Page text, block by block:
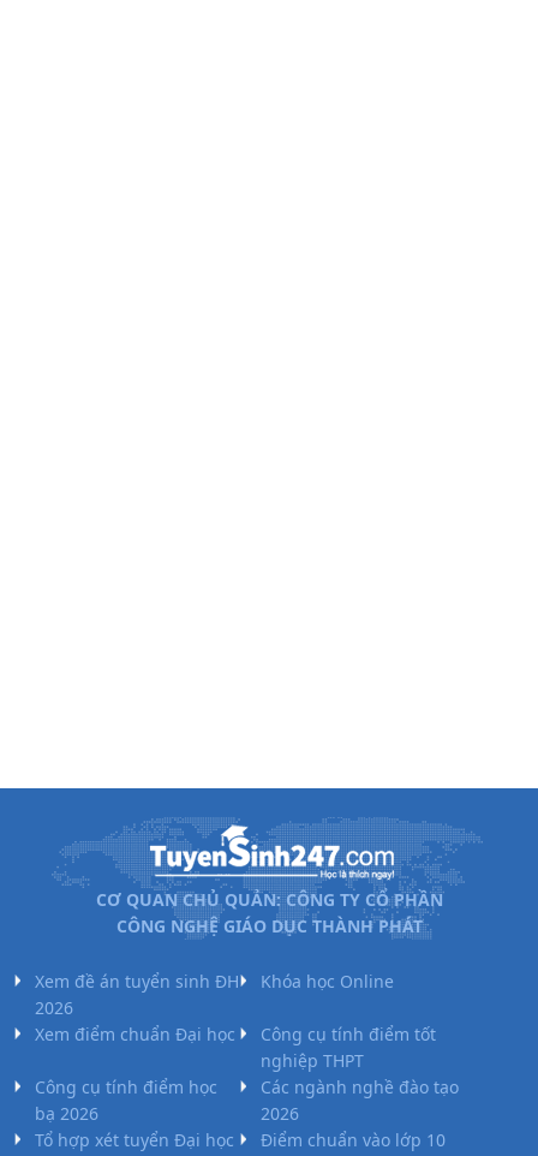
CƠ QUAN CHỦ QUẢN: CÔNG TY CỔ PHẦN
CÔNG NGHỆ GIÁO DỤC THÀNH PHÁT
Xem đề án tuyển sinh ĐH
2026
Khóa học Online
Xem điểm chuẩn Đại học
Công cụ tính điểm tốt
nghiệp THPT
Công cụ tính điểm học
bạ 2026
Các ngành nghề đào tạo
2026
Tổ hợp xét tuyển Đại học
Điểm chuẩn vào lớp 10